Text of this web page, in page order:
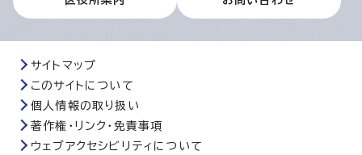
サイトマップ
このサイトについて
個人情報の取り扱い
著作権・リンク・免責事項
ウェブアクセシビリティについて